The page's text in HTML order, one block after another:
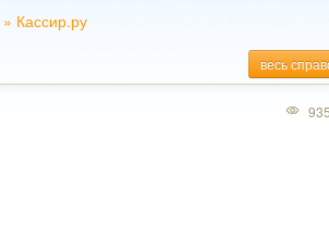
» Кассир.ру
весь
935